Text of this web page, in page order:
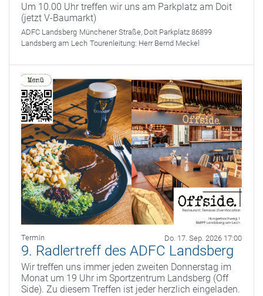
Um 10.00 Uhr treffen wir uns am Parkplatz am Doit
(jetzt V-Baumarkt)
ADFC Landsberg Münchener Straße, DoIt Parkplatz 86899
Landsberg am Lech Tourenleitung: Herr Bernd Meckel
Termin Do. 17. Sep. 2026 17:00
9. Radlertreff des ADFC Landsberg
Wir treffen uns immer jeden zweiten Donnerstag im
Monat um 19 Uhr im Sportzentrum Landsberg (Off
Side). Zu diesem Treffen ist jeder herzlich eingeladen.